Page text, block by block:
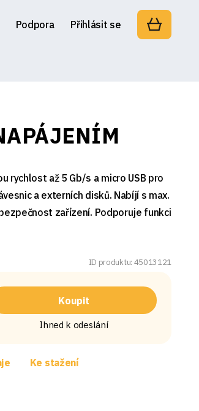
Podpora Přihlásit se
rychlost až 5 Gb/s a micro USB pro
a externích disků. Nabíjí s max.
zařízení. Podporuje funkci
ID produktu: 45013121
Koupit
Ihned k odeslání
Ke stažení